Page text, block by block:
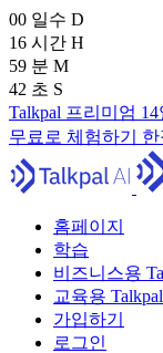
00 일수 D
16 시간 H
59 분 M
40 초 S
Talkpal 프리미엄
무료로 체험하기
홈페이지
학습
비즈니스용
교육용 Talkpal
가입하기
로그인